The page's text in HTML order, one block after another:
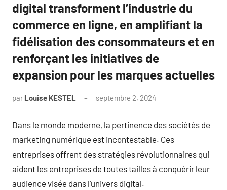
digital transforment l’industrie du
commerce en ligne, en amplifiant la
fidélisation des consommateurs et en
renforçant les initiatives de
expansion pour les marques actuelles
par Louise KESTEL septembre 2, 2024
Dans le monde moderne, la pertinence des sociétés de
marketing numérique est incontestable. Ces
entreprises offrent des stratégies révolutionnaires qui
aident les entreprises de toutes tailles à conquérir leur
audience visée dans l’univers digital.